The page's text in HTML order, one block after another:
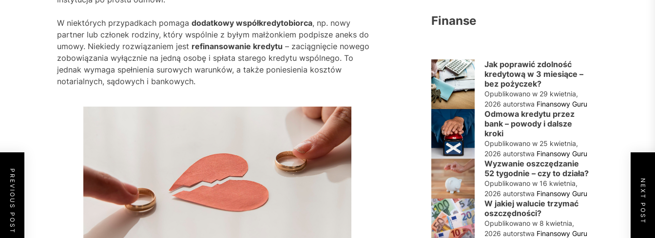
W niektórych przypadkach pomaga dodatkowy współkredytobiorca, np. nowy
partner lub członek rodziny, który wspólnie z byłym małżonkiem podpisze aneks do
umowy. Niekiedy rozwiązaniem jest refinansowanie kredytu – zaciągnięcie nowego
zobowiązania wyłącznie na jedną osobę i spłata starego kredytu wspólnego. To
jednak wymaga spełnienia surowych warunków, a także poniesienia kosztów
notarialnych, sądowych i bankowych.
PREVIOUS POST NEXT POST
Finanse
Jak poprawić zdolność
kredytową w 3 miesiące –
bez pożyczek?
Opublikowano w 29 kwietnia,
2026 autorstwa Finansowy Guru
Odmowa kredytu przez
bank – powody i dalsze
kroki
Opublikowano w 25 kwietnia,
2026 autorstwa Finansowy Guru
Wyzwanie oszczędzanie
52 tygodnie – czy to działa?
Opublikowano w 16 kwietnia,
2026 autorstwa Finansowy Guru
W jakiej walucie trzymać
oszczędności?
Opublikowano w 8 kwietnia,
2026 autorstwa Finansowy Guru